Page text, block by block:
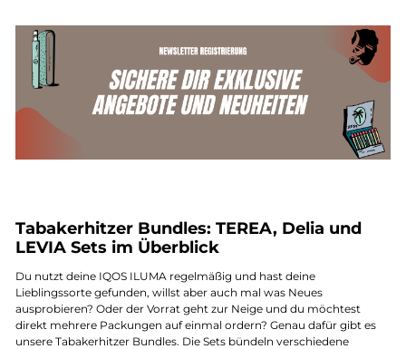
Tabakerhitzer Bundles: TEREA, Delia und
LEVIA Sets im Überblick
Du nutzt deine IQOS ILUMA regelmäßig und hast deine
Lieblingssorte gefunden, willst aber auch mal was Neues
ausprobieren? Oder der Vorrat geht zur Neige und du möchtest
direkt mehrere Packungen auf einmal ordern? Genau dafür gibt es
unsere Tabakerhitzer Bundles. Die Sets bündeln verschiedene